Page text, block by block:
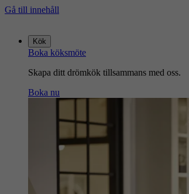
Gå till innehåll
startsidan
Kök
Boka köksmöte
Skapa ditt drömkök tillsammans med oss.
Boka nu